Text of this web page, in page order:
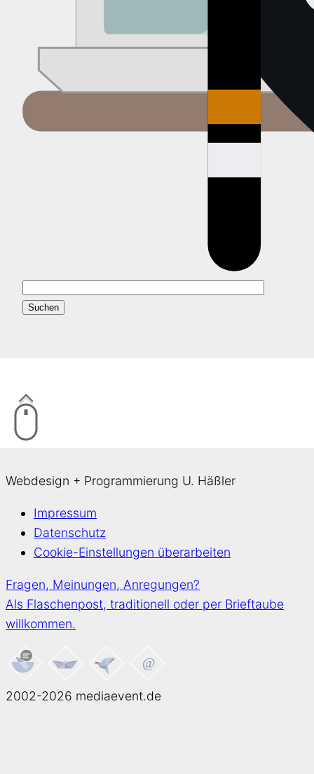
Webdesign + Programmierung U. Häßler
Impressum
Datenschutz
Cookie-Einstellungen überarbeiten
Fragen, Meinungen, Anregungen?
Als Flaschenpost, traditionell oder per Brieftaube
willkommen.
2002-2026 mediaevent.de